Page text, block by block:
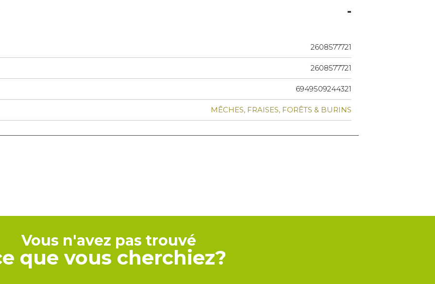
2608577721
2608577721
6949509244321
MÊCHES, FRAISES, FORÊTS & BURINS
Vous n'avez pas trouvé
que vous cherchiez?